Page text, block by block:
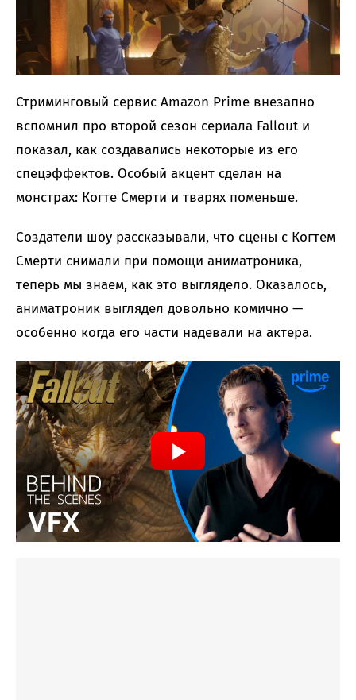
Стриминговый сервис Amazon Prime внезапно
вспомнил про второй сезон сериала Fallout и
показал, как создавались некоторые из его
спецэффектов. Особый акцент сделан на
монстрах: Когте Смерти и тварях поменьше.
Создатели шоу рассказывали, что сцены с Когтем
Смерти снимали при помощи аниматроника,
теперь мы знаем, как это выглядело. Оказалось,
аниматроник выглядел довольно комично —
особенно когда его части надевали на актера.